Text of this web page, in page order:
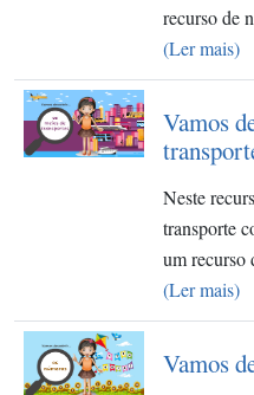
recurso de
(Ler mais)
Vamos
Neste
transporte
um
(Ler mais)
Vamos